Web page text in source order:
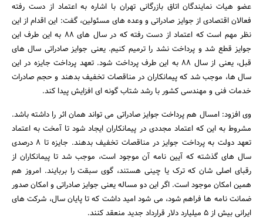
عضو هیات نمایندگان اتاق بازرگانی تهران با اشاره به اعتماد از دست رفته
فعالان اقتصادی از جوایز صادراتی و وعده های مسئولین، گفت: این اقدام از این
نظر مهم است که اعتماد از دست رفته که در سال های 88 به این طرف این
جوایز قطع شد و پرداخت نشد را ترمیم کنیم. یعنی جوایز صادراتی سال های
قبل، یعنی از سال 88 به این طرف پرداخت شود. تعهد پرداخت جایزه در این
سال ها، موجب شد که پیمانکاران در مناقصات تخفیف بدهند و حجم صادرات
خدمات فنی و مهندسی کشور با رشد شتاب گونه ای افزایش پیدا کند.
وی افزود: امسال هم پرداخت جوایز صادراتی می تواند همان اثر را داشته باشد.
مشروط به این که اعتماد مجددی در پیمانکاران ایجاد شود تا آمخت به اعتماد
تعهد دولت به پرداخت جوایز در مناقصات تخفیف بدهند. جایزه تا 8 درصدی
سال های گذشته که آیین نامه آن موجود است، موجب شد تا پیمانکاران از
رقبای اصلی شان که ترک یا چینی هستند، گوی سبقت را بربایند. امروز هم
همین امکان موجود است. اگر این دو مساله یعنی جوایز صادراتی و امکان صدور
ضمانت نامه ها فراهم شود، می شود امید داشت که تا پایان سال، شرکت های
ایرانی بیش از 5 میلیارد دلار قرارداد جدید منعقد کنند.